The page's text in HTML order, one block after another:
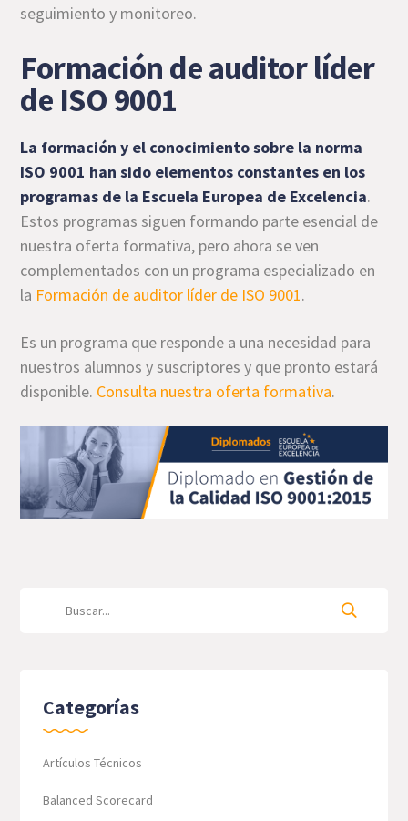
seguimiento y monitoreo.
Formación de auditor líder
de ISO 9001
La formación y el conocimiento sobre la norma
ISO 9001 han sido elementos constantes en los
programas de la Escuela Europea de Excelencia.
Estos programas siguen formando parte esencial de
nuestra oferta formativa, pero ahora se ven
complementados con un programa especializado en
la Formación de auditor líder de ISO 9001.
Es un programa que responde a una necesidad para
nuestros alumnos y suscriptores y que pronto estará
disponible. Consulta nuestra oferta formativa.
Categorías
Artículos Técnicos
Balanced Scorecard